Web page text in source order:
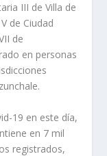
III de Villa de
de Ciudad
de
en personas
19 en este día,
en 7 mil
registrados,